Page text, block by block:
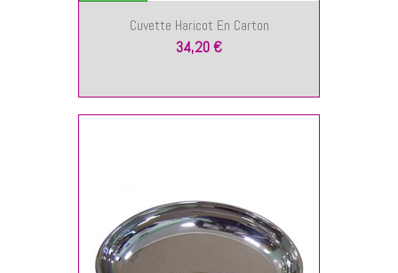
Cuvette Haricot En Carton
34,20 €